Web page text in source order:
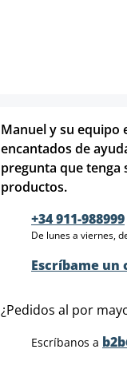
Manuel y su equipo
encantados de
pregunta que tenga
productos.
+34 911-988999
De lunes a viernes,
Escríbame
¿Pedidos al por
Escríbanos a